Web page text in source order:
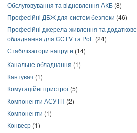
Обслуговування та відновлення АКБ (8)
Професійні ДБЖ для систем безпеки (46)
Професійні джерела живлення та додаткове
обладнання для CCTV та PoE (24)
Стабілізатори напруги (14)
Канальне обладнання (1)
Кантувач (1)
Комутаційні пристрої(5)
Компоненти АСУТП (2)
Компоненти (1)
Конвеєр (1)